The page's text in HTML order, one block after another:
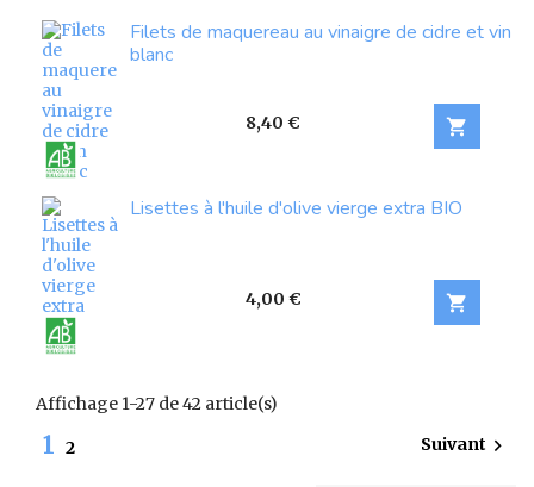
Filets de maquereau au vinaigre de cidre et vin
blanc
Prix
8,40 € 
Lisettes à l'huile d'olive vierge extra BIO
Prix
4,00 € 
Affichage 1-27 de 42 article(s)
1 2 Suivant 